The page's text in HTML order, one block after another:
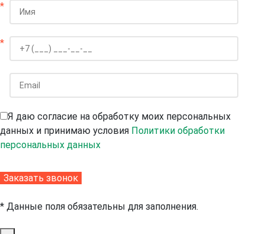
*
*
Я даю согласие на обработку моих персональных
данных и принимаю условия Политики обработки
персональных данных
* Данные поля обязательны для заполнения.